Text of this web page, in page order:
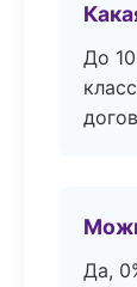
До
Да,